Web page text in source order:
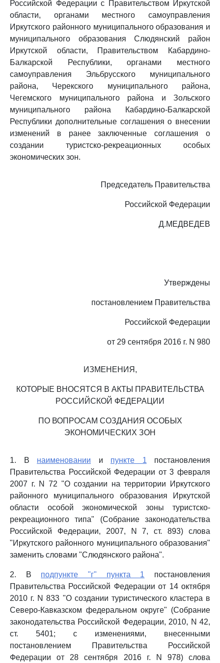
Российской Федерации с Правительством Иркутской
области, органами местного самоуправления
Иркутского районного муниципального образования и
муниципального образования Слюдянский район
Иркутской области, Правительством Кабардино-
Балкарской Республики, органами местного
самоуправления Эльбрусского муниципального
района, Черекского муниципального района,
Чегемского муниципального района и Зольского
муниципального района Кабардино-Балкарской
Республики дополнительные соглашения о внесении
изменений в ранее заключенные соглашения о
создании туристско-рекреационных особых
экономических зон.
Председатель Правительства
Российской Федерации
Д.МЕДВЕДЕВ
Утверждены
постановлением Правительства
Российской Федерации
от 29 сентября 2016 г. N 980
ИЗМЕНЕНИЯ,
КОТОРЫЕ ВНОСЯТСЯ В АКТЫ ПРАВИТЕЛЬСТВА
РОССИЙСКОЙ ФЕДЕРАЦИИ
ПО ВОПРОСАМ СОЗДАНИЯ ОСОБЫХ
ЭКОНОМИЧЕСКИХ ЗОН
1. В наименовании и пункте 1 постановления
Правительства Российской Федерации от 3 февраля
2007 г. N 72 "О создании на территории Иркутского
районного муниципального образования Иркутской
области особой экономической зоны туристско-
рекреационного типа" (Собрание законодательства
Российской Федерации, 2007, N 7, ст. 893) слова
"Иркутского районного муниципального образования"
заменить словами "Слюдянского района".
2. В подпункте "г" пункта 1 постановления
Правительства Российской Федерации от 14 октября
2010 г. N 833 "О создании туристического кластера в
Северо-Кавказском федеральном округе" (Собрание
законодательства Российской Федерации, 2010, N 42,
ст. 5401; с изменениями, внесенными
постановлением Правительства Российской
Федерации от 28 сентября 2016 г. N 978) слова